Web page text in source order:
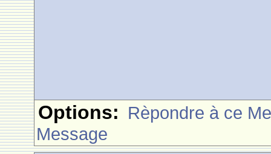
Options: Rèpondre à ce
Message